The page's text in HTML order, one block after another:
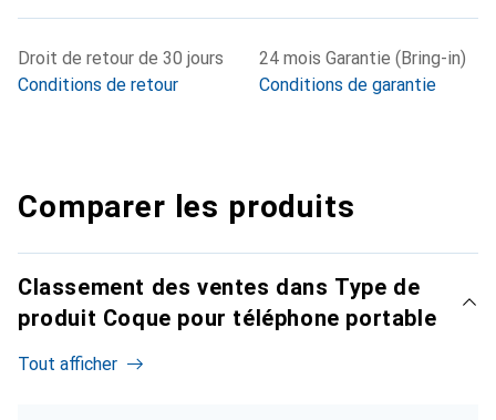
Droit de retour de 30 jours
Conditions de retour
24 mois Garantie (Bring-in)
Conditions de garantie
Comparer les produits
Classement des ventes dans Type de
produit Coque pour téléphone portable
Tout afficher